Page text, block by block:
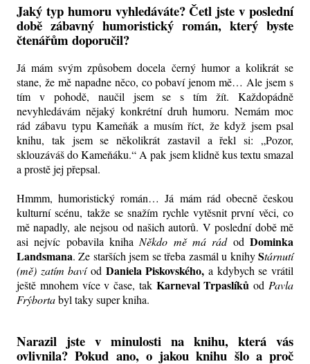
Jaký typ humoru vyhledáváte? Četl jste v poslední
době zábavný humoristický román, který byste
čtenářům doporučil?
Já mám svým způsobem docela černý humor a kolikrát se
stane, že mě napadne něco, co pobaví jenom mě… Ale jsem s
tím v pohodě, naučil jsem se s tím žít. Každopádně
nevyhledávám nějaký konkrétní druh humoru. Nemám moc
rád zábavu typu Kameňák a musím říct, že když jsem psal
knihu, tak jsem se několikrát zastavil a řekl si: „Pozor,
sklouzáváš do Kameňáku.“ A pak jsem klidně kus textu smazal
a prostě jej přepsal.
Hmmm, humoristický román… Já mám rád obecně českou
kulturní scénu, takže se snažím rychle vytěsnit první věci, co
mě napadly, ale nejsou od našich autorů. V poslední době mě
asi nejvíc pobavila kniha Někdo mě má rádodDominka
Landsmana. Ze starších jsem se třeba zasmál u knihyStárnutí
(mě) zatím bavíod Daniela Piskovského, a kdybych se vrátil
ještě mnohem více v čase, tak Karneval Trpaslíků od Pavla
Frýbortabyl taky super kniha.
Narazil jste v minulosti na knihu, která vás
ovlivnila? Pokud ano, o jakou knihu šlo a proč